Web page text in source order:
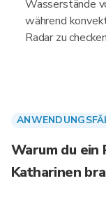
Wasserstände
während
Radar zu
Warum du ein
Katharinen